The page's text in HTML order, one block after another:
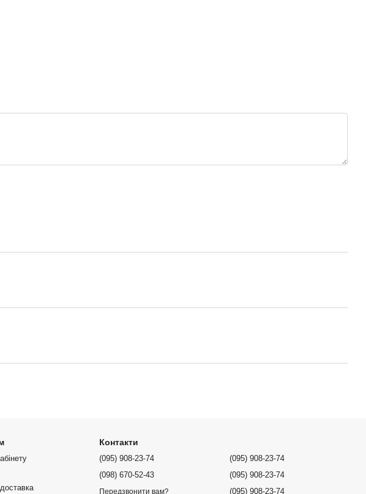
Контакти
(095) 908-23-74
(098) 670-52-43
Передзвонити вам?
(095) 908-23-74
(095) 908-23-74
(095) 908-23-74